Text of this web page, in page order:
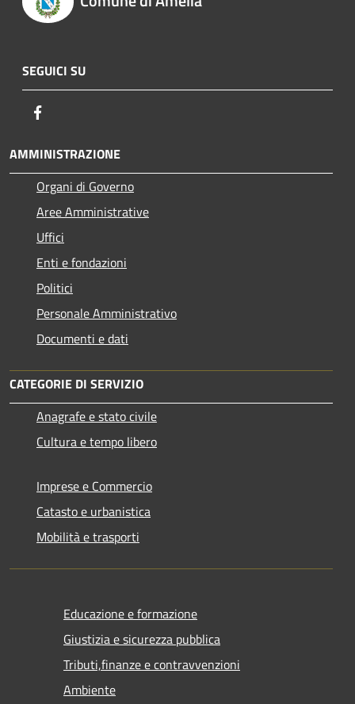
SEGUICI SU
AMMINISTRAZIONE
Organi di Governo
Aree Amministrative
Uffici
Enti e fondazioni
Politici
Personale Amministrativo
Documenti e dati
CATEGORIE DI SERVIZIO
Anagrafe e stato civile
Cultura e tempo libero
Imprese e Commercio
Catasto e urbanistica
Mobilità e trasporti
Educazione e formazione
Giustizia e sicurezza pubblica
Tributi,finanze e contravvenzioni
Ambiente